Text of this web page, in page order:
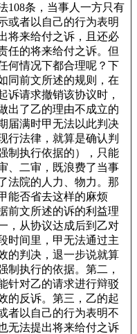
108条，当事人一方只有
或者以自己的行为表明
将来给付之诉，且还必
任的将来给付之诉。但
何情况下都合理呢？下
同前文所述的规则，在
诉请求撤销该协议时，
出了乙的理由不成立的
届满时甲无法以此判决
行法律，就算是确认判
制执行依据的），只能
、二审，既浪费了当事
法院的人力、物力。那
能否省去这样的麻烦
前文所述的诉的利益理
，从协议达成后到乙对
时间里，甲无法通过主
的判决，退一步说就算
制执行的依据。第二，
针对乙的请求进行辩驳
的反诉。第三，乙的起
者以自己的行为表明不
无法提出将来给付之诉